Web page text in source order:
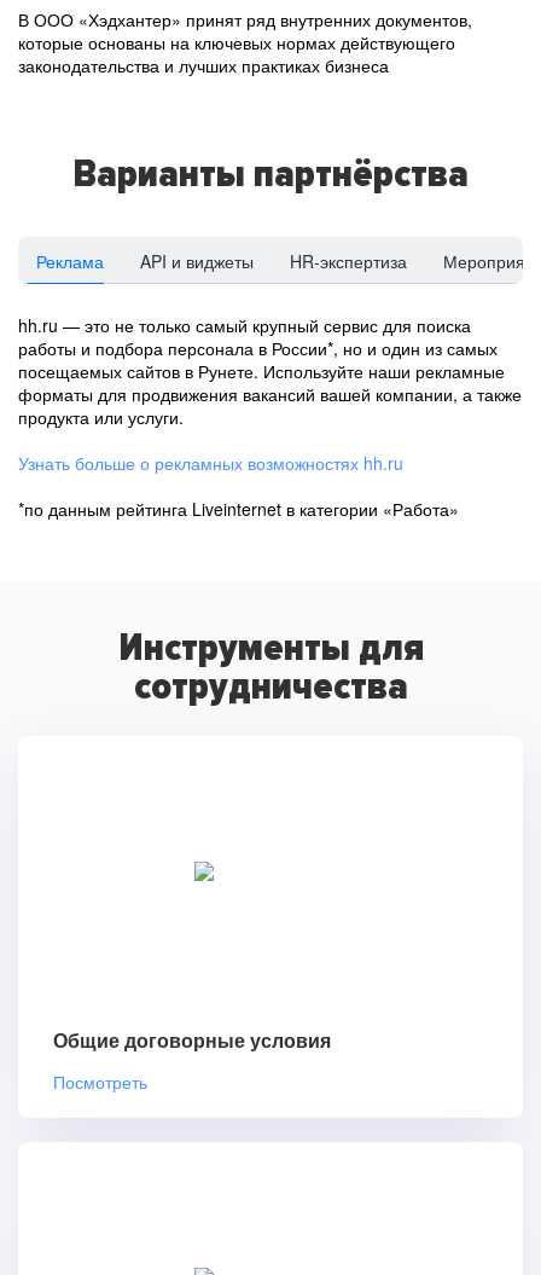
В ООО «Хэдхантер» принят ряд внутренних документов,
которые основаны на ключевых нормах действующего
законодательства и лучших практиках бизнеса
Варианты партнёрства
Реклама API и виджеты HR-экспертиза
hh.ru — это не только самый крупный сервис для поиска
работы и подбора персонала в России*, но и один из самых
посещаемых сайтов в Рунете. Используйте наши рекламные
форматы для продвижения вакансий вашей компании, а также
продукта или услуги.
Узнать больше о рекламных возможностях hh.ru
*по данным рейтинга Liveinternet в категории «Работа»
Инструменты для
сотрудничества
Общие договорные условия
Посмотреть